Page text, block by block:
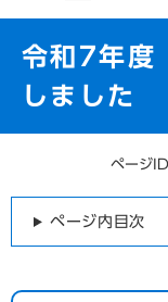
令和7年度
しました
ページ
ページ内目次